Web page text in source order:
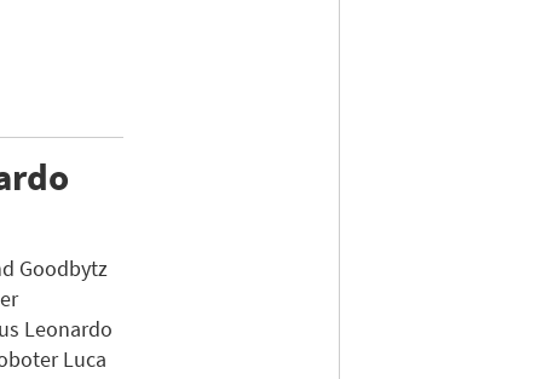
Goodbytz
Leonardo
Luca